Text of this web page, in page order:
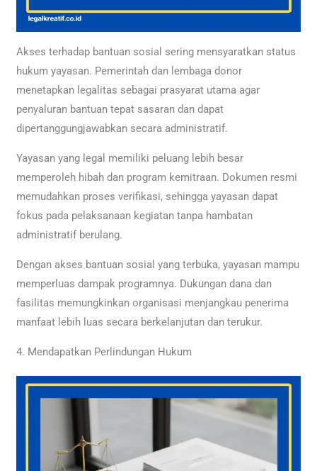
Akses terhadap bantuan sosial sering mensyaratkan status
hukum yayasan. Pemerintah dan lembaga donor
menetapkan legalitas sebagai prasyarat utama agar
penyaluran bantuan tepat sasaran dan dapat
dipertanggungjawabkan secara administratif.
Yayasan yang legal memiliki peluang lebih besar
memperoleh hibah dan program kemitraan. Dokumen resmi
memudahkan proses verifikasi, sehingga yayasan dapat
fokus pada pelaksanaan kegiatan tanpa hambatan
administratif berulang.
Dengan akses bantuan sosial yang terbuka, yayasan mampu
memperluas dampak programnya. Dukungan dana dan
fasilitas memungkinkan organisasi menjangkau penerima
manfaat lebih luas secara berkelanjutan dan terukur.
4. Mendapatkan Perlindungan Hukum